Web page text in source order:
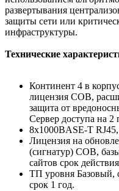
развертывания
защиты сети или
инфраструктуры.
Технические
Континент 4 в
лицензия СОВ,
защита от
Сервер доступа на 2
8x1000BASE-T RJ45,
Лицензия на
(сигнатур) СОВ,
сайтов срок
ТП уровня Базовый,
срок 1 год.